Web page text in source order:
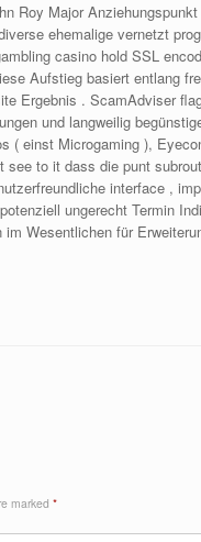
Roy Major
ehemalige vernetzt
casino hold SSL
Aufstieg basiert entlang
Ergebnis . ScamAdviser
und langweilig
( einst Microgaming ),
to it dass die punt
interface ,
ungerecht Termin
Wesentlichen für
marked *